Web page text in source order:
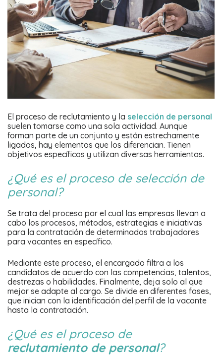
El proceso de reclutamiento y la selección de personal
suelen tomarse como una sola actividad. Aunque
forman parte de un conjunto y están estrechamente
ligados, hay elementos que los diferencian. Tienen
objetivos específicos y utilizan diversas herramientas.
¿Qué es el proceso de selección de
personal?
Se trata del proceso por el cual las empresas llevan a
cabo los procesos, métodos, estrategias e iniciativas
para la contratación de determinados trabajadores
para vacantes en específico.
Mediante este proceso, el encargado filtra a los
candidatos de acuerdo con las competencias, talentos,
destrezas o habilidades. Finalmente, deja solo al que
mejor se adapte al cargo. Se divide en diferentes fases,
que inician con la identificación del perfil de la vacante
hasta la contratación.
¿Qué es el proceso de
reclutamiento de personal?